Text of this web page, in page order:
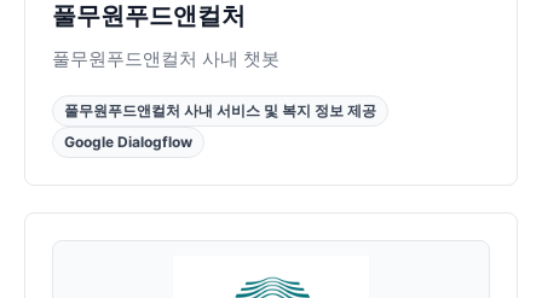
풀무원푸드앤컬처
풀무원푸드앤컬처 사내 챗봇
풀무원푸드앤컬처 사내 서비스 및 복지 정보 제공
Google Dialogflow